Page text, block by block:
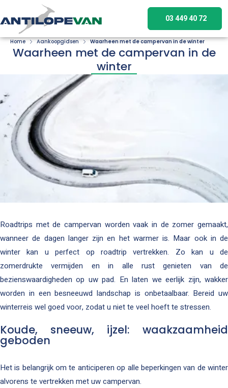
03 449 40 72
Home Aankoopgidsen Waarheen met de campervan in de winter
Waarheen met de campervan in de
winter
Roadtrips met de campervan worden vaak in de zomer gemaakt,
wanneer de dagen langer zijn en het warmer is. Maar ook in de
winter kan u perfect op roadtrip vertrekken. Zo kan u de
zomerdrukte vermijden en in alle rust genieten van de
bezienswaardigheden op uw pad. En laten we eerlijk zijn, wakker
worden in een besneeuwd landschap is onbetaalbaar. Bereid uw
winterreis wel goed voor, zodat u niet te veel hoeft te stressen.
Koude, sneeuw, ijzel: waakzaamheid
geboden
Het is belangrijk om te anticiperen op alle beperkingen van de winter
alvorens te vertrekken met uw campervan.